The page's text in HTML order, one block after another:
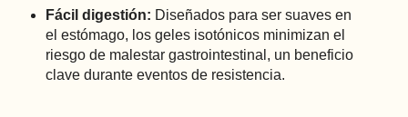
Fácil digestión: Diseñados para ser suaves en
el estómago, los geles isotónicos minimizan el
riesgo de malestar gastrointestinal, un beneficio
clave durante eventos de resistencia.